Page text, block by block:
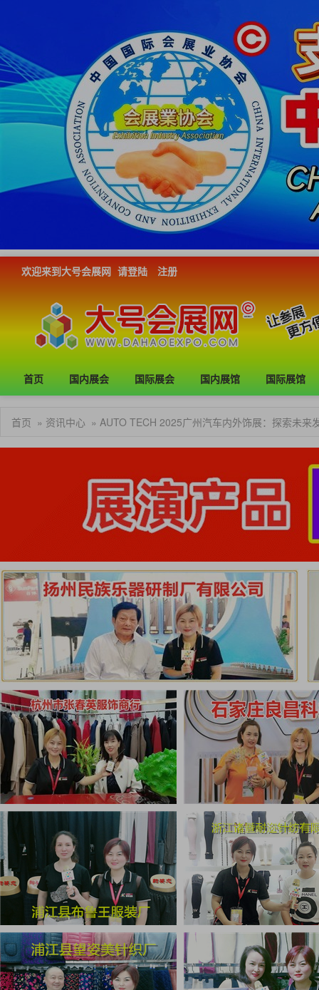
欢迎来到大号会展网 请登陆 注册
首页 国内展会 国际展会 国内展馆 国际展馆
首页 » 资讯中心 » AUTO TECH 2025广州汽车内外饰展：探索未来